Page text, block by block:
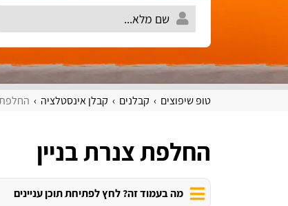
טופ שיפוצים קבלנים קבלן אינסטלציה החלפת
החלפת צנרת בניין
מה בעמוד זה? לחץ לפתיחת תוכן עניינים